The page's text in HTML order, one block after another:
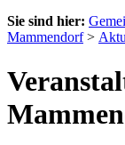
Sie sind hier:
Mammendorf>